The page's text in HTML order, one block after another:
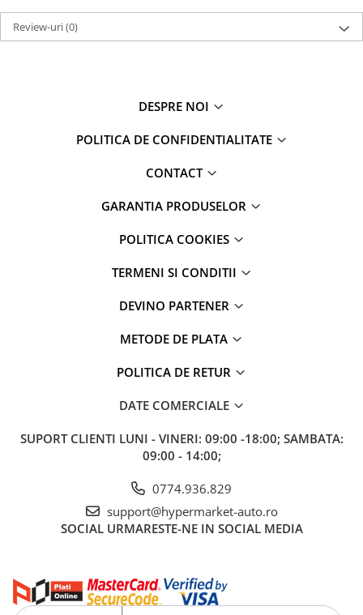
Review-uri(0)
DESPRE NOI
POLITICA DE CONFIDENTIALITATE
CONTACT
GARANTIA PRODUSELOR
POLITICA COOKIES
TERMENI SI CONDITII
DEVINO PARTENER
METODE DE PLATA
POLITICA DE RETUR
DATE COMERCIALE
SUPORT CLIENTI LUNI - VINERI: 09:00 -18:00; SAMBATA:
09:00 - 14:00;
0774.936.829
support@hypermarket-auto.ro
SOCIAL URMARESTE-NE IN SOCIAL MEDIA